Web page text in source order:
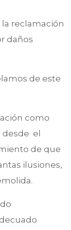
reclamación
daños
de este
como
el
de que
ilusiones,